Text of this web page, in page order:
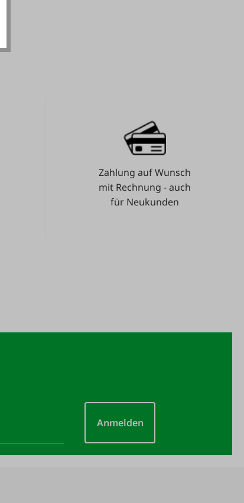
Zahlung auf Wunsch
mit Rechnung - auch
für Neukunden
Anmelden